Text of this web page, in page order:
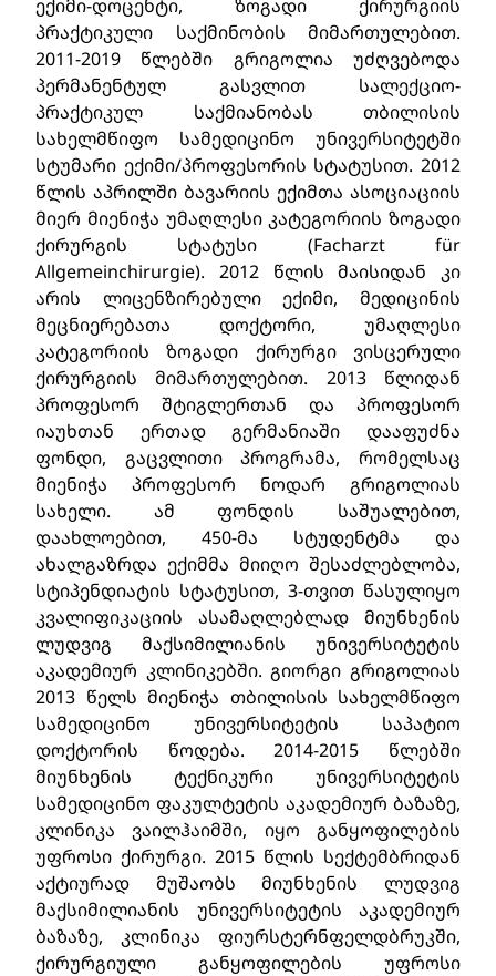
ექიმი-დოცენტი, ზოგადი ქირურგიის
პრაქტიკული საქმინობის მიმართულებით.
2011-2019 წლებში გრიგოლია უძღვებოდა
პერმანენტულ გასვლით სალექციო-
პრაქტიკულ საქმიანობას თბილისის
სახელმწიფო სამედიცინო უნივერსიტეტში
სტუმარი ექიმი/პროფესორის სტატუსით. 2012
წლის აპრილში ბავარიის ექიმთა ასოციაციის
მიერ მიენიჭა უმაღლესი კატეგორიის ზოგადი
ქირურგის სტატუსი (Facharzt für
Allgemeinchirurgie). 2012 წლის მაისიდან კი
არის ლიცენზირებული ექიმი, მედიცინის
მეცნიერებათა დოქტორი, უმაღლესი
კატეგორიის ზოგადი ქირურგი ვისცერული
ქირურგიის მიმართულებით. 2013 წლიდან
პროფესორ შტიგლერთან და პროფესორ
იაუხთან ერთად გერმანიაში დააფუძნა
ფონდი, გაცვლითი პროგრამა, რომელსაც
მიენიჭა პროფესორ ნოდარ გრიგოლიას
სახელი. ამ ფონდის საშუალებით,
დაახლოებით, 450-მა სტუდენტმა და
ახალგაზრდა ექიმმა მიიღო შესაძლებლობა,
სტიპენდიატის სტატუსით, 3-თვით წასულიყო
კვალიფიკაციის ასამაღლებლად მიუნხენის
ლუდვიგ მაქსიმილიანის უნივერსიტეტის
აკადემიურ კლინიკებში. გიორგი გრიგოლიას
2013 წელს მიენიჭა თბილისის სახელმწიფო
სამედიცინო უნივერსიტეტის საპატიო
დოქტორის წოდება. 2014-2015 წლებში
მიუნხენის ტექნიკური უნივერსიტეტის
სამედიცინო ფაკულტეტის აკადემიურ ბაზაზე,
კლინიკა ვაილჰაიმში, იყო განყოფილების
უფროსი ქირურგი. 2015 წლის სექტემბრიდან
აქტიურად მუშაობს მიუნხენის ლუდვიგ
მაქსიმილიანის უნივერსიტეტის აკადემიურ
ბაზაზე, კლინიკა ფიურსტერნფელდბრუკში,
ქირურგიული განყოფილების უფროსი